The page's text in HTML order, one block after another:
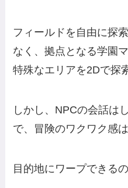
フィールドを自由に探
なく、拠点となる学園
特殊なエリアを2Dで探
しかし、NPCの会話は
で、冒険のワクワク感は
目的地にワープできる